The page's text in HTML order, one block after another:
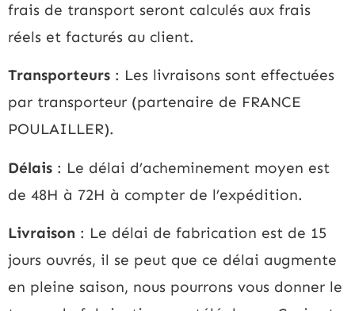
frais de transport seront calculés aux frais
réels et facturés au client.
Transporteurs : Les livraisons sont effectuées
par transporteur (partenaire de FRANCE
POULAILLER).
Délais : Le délai d’acheminement moyen est
de 48H à 72H à compter de l’expédition.
Livraison : Le délai de fabrication est de 15
jours ouvrés, il se peut que ce délai augmente
en pleine saison, nous pourrons vous donner le